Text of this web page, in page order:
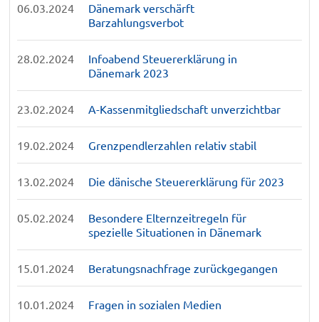
06.03.2024
Dänemark verschärft
Barzahlungsverbot
28.02.2024
Infoabend Steuererklärung in
Dänemark 2023
23.02.2024 A-Kassenmitgliedschaft unverzichtbar
19.02.2024 Grenzpendlerzahlen relativ stabil
13.02.2024 Die dänische Steuererklärung für 2023
05.02.2024
Besondere Elternzeitregeln für
spezielle Situationen in Dänemark
15.01.2024 Beratungsnachfrage zurückgegangen
10.01.2024
Fragen in sozialen Medien